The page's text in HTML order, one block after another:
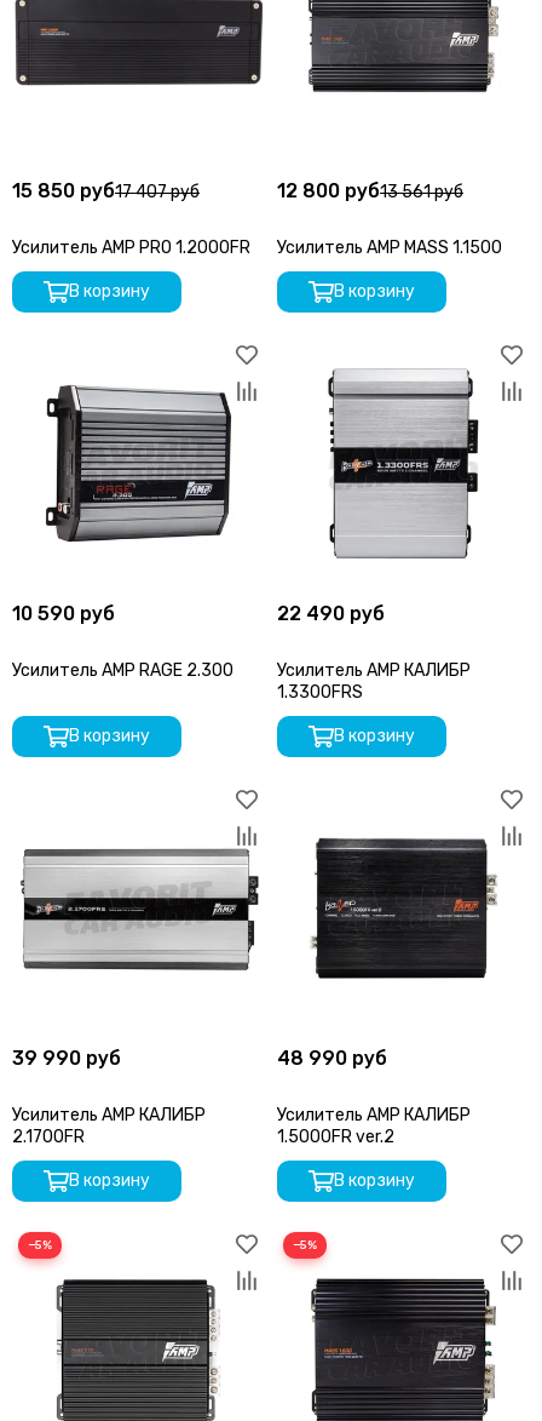
15 850 руб17 407 руб
Усилитель AMP PRO 1.2000FR
В корзину
12 800 руб13 561 руб
Усилитель AMP MASS 1.1500
В корзину
10 590 руб
Усилитель AMP RAGE 2.300
В корзину
22 490 руб
Усилитель AMP КАЛИБР
1.3300FRS
В корзину
39 990 руб
Усилитель AMP КАЛИБР
2.1700FR
В корзину
48 990 руб
Усилитель AMP КАЛИБР
1.5000FR ver.2
В корзину
−5% −5%